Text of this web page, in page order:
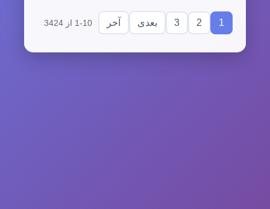
1
2
3 بعدی آخر 1-10 از 3424